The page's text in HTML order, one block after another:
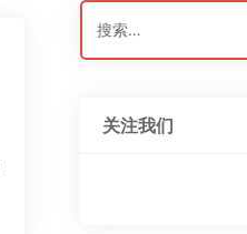
搜
索：
关注我们